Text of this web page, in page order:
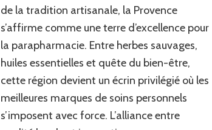
Produits
Parapharmacie
à
Découvrir
en
Provence
de la tradition artisanale, la Provence
s’affirme comme une terre d’excellence pour
la parapharmacie. Entre herbes sauvages,
huiles essentielles et quête du bien-être,
cette région devient un écrin privilégié où les
meilleures marques de soins personnels
s’imposent avec force. L’alliance entre